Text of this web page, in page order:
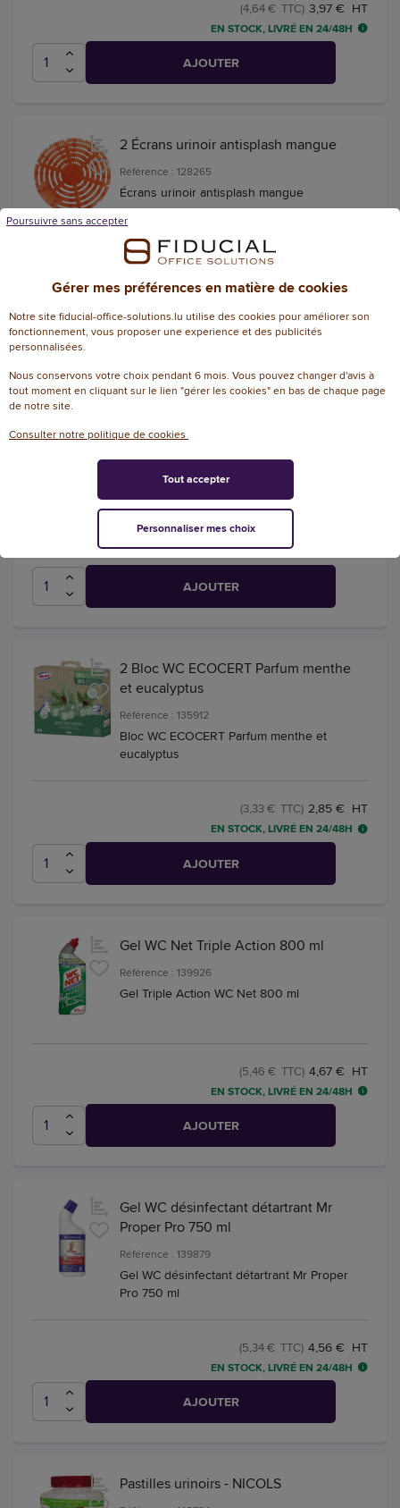
3,97 € HT
(4,64 € TTC)
EN STOCK, LIVRÉ EN 24/48H
AJOUTER
2 Écrans urinoir antisplash mangue
Référence : 128265
Écrans urinoir antisplash mangue
(10,59 € TTC)
EN STOCK, LIVRÉ EN 24/48H
AJOUTER
1,5L
Gel professionnal Extra white WC Net
(9,10 € TTC)
EN STOCK, LIVRÉ EN 24/48H
AJOUTER
2 Bloc WC ECOCERT Parfum menthe
et eucalyptus
Référence : 135912
Bloc WC ECOCERT Parfum menthe et
eucalyptus
2,85 € HT
(3,33 € TTC)
EN STOCK, LIVRÉ EN 24/48H
AJOUTER
Gel WC Net Triple Action 800 ml
Référence : 139926
Gel Triple Action WC Net 800 ml
4,67 € HT
(5,46 € TTC)
EN STOCK, LIVRÉ EN 24/48H
AJOUTER
Gel WC désinfectant détartrant Mr
Proper Pro 750 ml
Référence : 139879
Gel WC désinfectant détartrant Mr Proper
Pro 750 ml
4,56 € HT
(5,34 € TTC)
EN STOCK, LIVRÉ EN 24/48H
AJOUTER
Pastilles urinoirs - NICOLS
Gérer mes préférences en matière de cookies
Notre site fiducial-office-solutions.lu utilise des cookies pour améliorer son
fonctionnement, vous proposer une experience et des publicités
personnalisées.
Nous conservons votre choix pendant 6 mois. Vous pouvez changer d'avis à
tout moment en cliquant sur le lien "gérer les cookies" en bas de chaque page
de notre site.
Consulter notre politique de cookies
Poursuivre sans accepter
Personnaliser mes choix
Tout accepter